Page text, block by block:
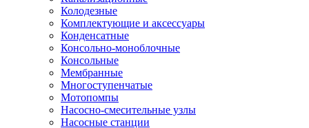
Колодезные
Комплектующие и аксессуары
Конденсатные
Консольно-моноблочные
Консольные
Мембранные
Многоступенчатые
Мотопомпы
Насосно-смесительные узлы
Насосные станции